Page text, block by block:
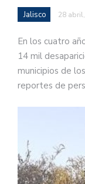
Jalisco 28
En los cuatro
14 mil
municipios de
reportes de